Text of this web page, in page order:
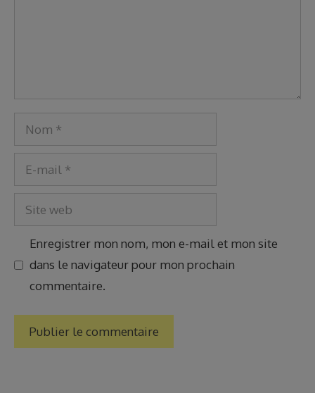
Nom
mail
Site
web
Enregistrer mon nom, mon e-mail et mon site
dans le navigateur pour mon prochain
commentaire.